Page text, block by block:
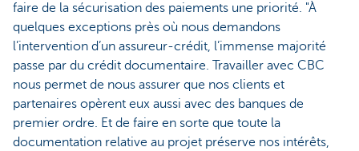
faire de la sécurisation des paiements une priorité. "À
quelques exceptions près où nous demandons
l’intervention d’un assureur-crédit, l’immense majorité
passe par du crédit documentaire. Travailler avec CBC
nous permet de nous assurer que nos clients et
partenaires opèrent eux aussi avec des banques de
premier ordre. Et de faire en sorte que toute la
documentation relative au projet préserve nos intérêts,